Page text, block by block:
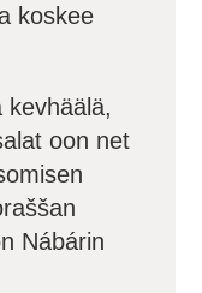
koskee
kevhäälä,
oon net
Nábárin